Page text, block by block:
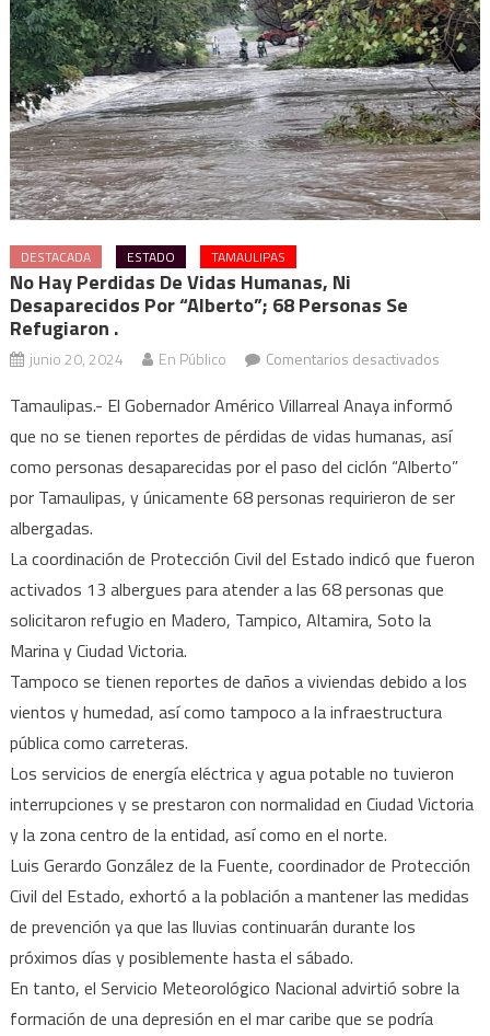
DESTACADA ESTADO TAMAULIPAS
No Hay Perdidas De Vidas Humanas, Ni
Desaparecidos Por “Alberto”; 68 Personas Se
Refugiaron .
junio 20, 2024 En Público Comentarios desactivadosen
hay
de
vidas
se
.
Tamaulipas.- El Gobernador Américo Villarreal Anaya informó
que no se tienen reportes de pérdidas de vidas humanas, así
como personas desaparecidas por el paso del ciclón “Alberto”
por Tamaulipas, y únicamente 68 personas requirieron de ser
albergadas.
La coordinación de Protección Civil del Estado indicó que fueron
activados 13 albergues para atender a las 68 personas que
solicitaron refugio en Madero, Tampico, Altamira, Soto la
Marina y Ciudad Victoria.
Tampoco se tienen reportes de daños a viviendas debido a los
vientos y humedad, así como tampoco a la infraestructura
pública como carreteras.
Los servicios de energía eléctrica y agua potable no tuvieron
interrupciones y se prestaron con normalidad en Ciudad Victoria
y la zona centro de la entidad, así como en el norte.
Luis Gerardo González de la Fuente, coordinador de Protección
Civil del Estado, exhortó a la población a mantener las medidas
de prevención ya que las lluvias continuarán durante los
próximos días y posiblemente hasta el sábado.
En tanto, el Servicio Meteorológico Nacional advirtió sobre la
formación de una depresión en el mar caribe que se podría